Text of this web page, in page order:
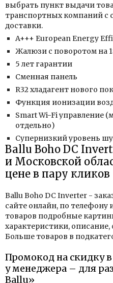
выбрать пункт выдачи
транспортных компаний с
доставки.
A+++ European Energy
Жалюзи с поворотом на
5 лет гарантии
Сменная панель
R32 хладагент нового
Функция ионизации
Smart Wi-Fi управление
отдельно)
Супернизкий уровень
Ballu Boho DC
и Московской
цене в пару кликов
Ballu Boho DC Inverter -
сайте онлайн, по телефону
товаров подробные
характеристики,
Больше товаров в
Промокод на скидку
у менеджера – для
Ballu»